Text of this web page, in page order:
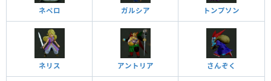
ネペロ ガルシア トンプソン
ネリス アントリア さんぞく